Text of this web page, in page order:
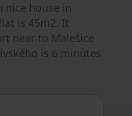
nice house in
is 45m2. It
near to Malešice
is 6 minutes